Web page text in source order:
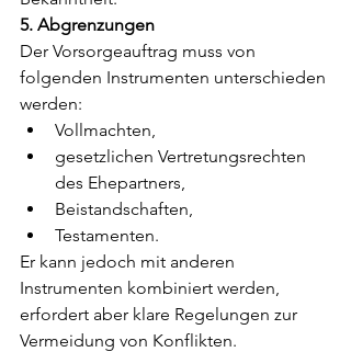
5. Abgrenzungen
Der Vorsorgeauftrag muss von
folgenden Instrumenten unterschieden
werden:
Vollmachten,
gesetzlichen Vertretungsrechten
des Ehepartners,
Beistandschaften,
Testamenten.
Er kann jedoch mit anderen
Instrumenten kombiniert werden,
erfordert aber klare Regelungen zur
Vermeidung von Konflikten.